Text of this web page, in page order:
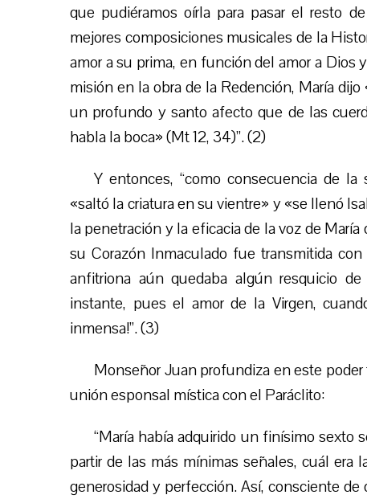
que pudiéramos oírla para pasar el resto
mejores composiciones musicales de la
amor a su prima, en función del amor a
misión en la obra de la Redención, María
un profundo y santo afecto que de las
habla la boca» (Mt 12, 34)”. (2)
Y entonces, “como consecuencia de
«saltó la criatura en su vientre» y «se llenó
la penetración y la eficacia de la voz de
su Corazón Inmaculado fue transmitida
anfitriona aún quedaba algún resquicio
instante, pues el amor de la Virgen,
inmensa!”. (3)
Monseñor Juan profundiza en este
unión esponsal mística con el Paráclito:
“María había adquirido un finísimo sexto
partir de las más mínimas señales, cuál
generosidad y perfección. Así, consciente